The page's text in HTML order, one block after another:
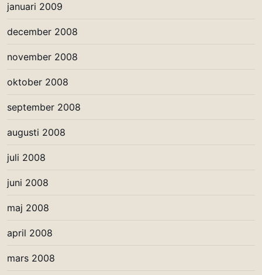
januari 2009
december 2008
november 2008
oktober 2008
september 2008
augusti 2008
juli 2008
juni 2008
maj 2008
april 2008
mars 2008